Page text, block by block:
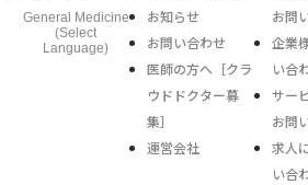
General Medicine
(Select
Language)
お知らせ
お問い合わせ
医師の方へ［クラ
ウドドクター募
集］
運営会社
お問
企業
い合
サー
お問
求人
い合